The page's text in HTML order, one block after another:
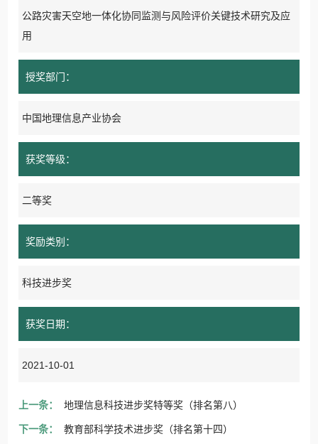
公路灾害天空地一体化协同监测与风险评价关键技术研究及应
用
授奖部门：
中国地理信息产业协会
获奖等级：
二等奖
奖励类别：
科技进步奖
获奖日期：
2021-10-01
上一条： 地理信息科技进步奖特等奖（排名第八）
下一条： 教育部科学技术进步奖（排名第十四）